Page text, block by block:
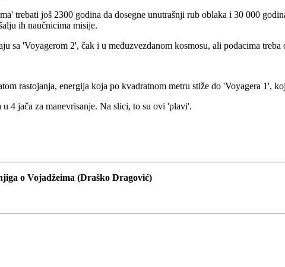
trebati još 2300 godina da dosegne unutrašnji rub oblaka i 30 000
ih naučnicima misije.
sa 'Voyagerom 2', čak i u međuzvezdanom kosmosu, ali podacima
rastojanja, energija koja po kvadratnom metru stiže do 'Voyagera 1',
4 jača za manevrisanje. Na slici, to su ovi 'plavi'.
o Vojadžeima (Draško Dragović)